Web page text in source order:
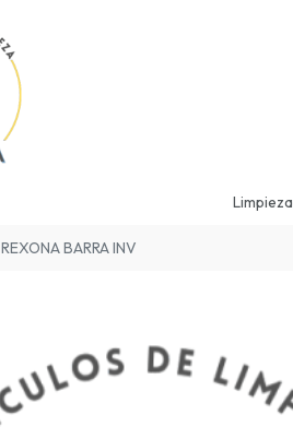
Limpieza
REXONA BARRA INV